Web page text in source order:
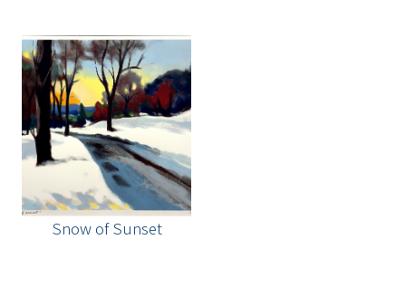
Snow of Sunset